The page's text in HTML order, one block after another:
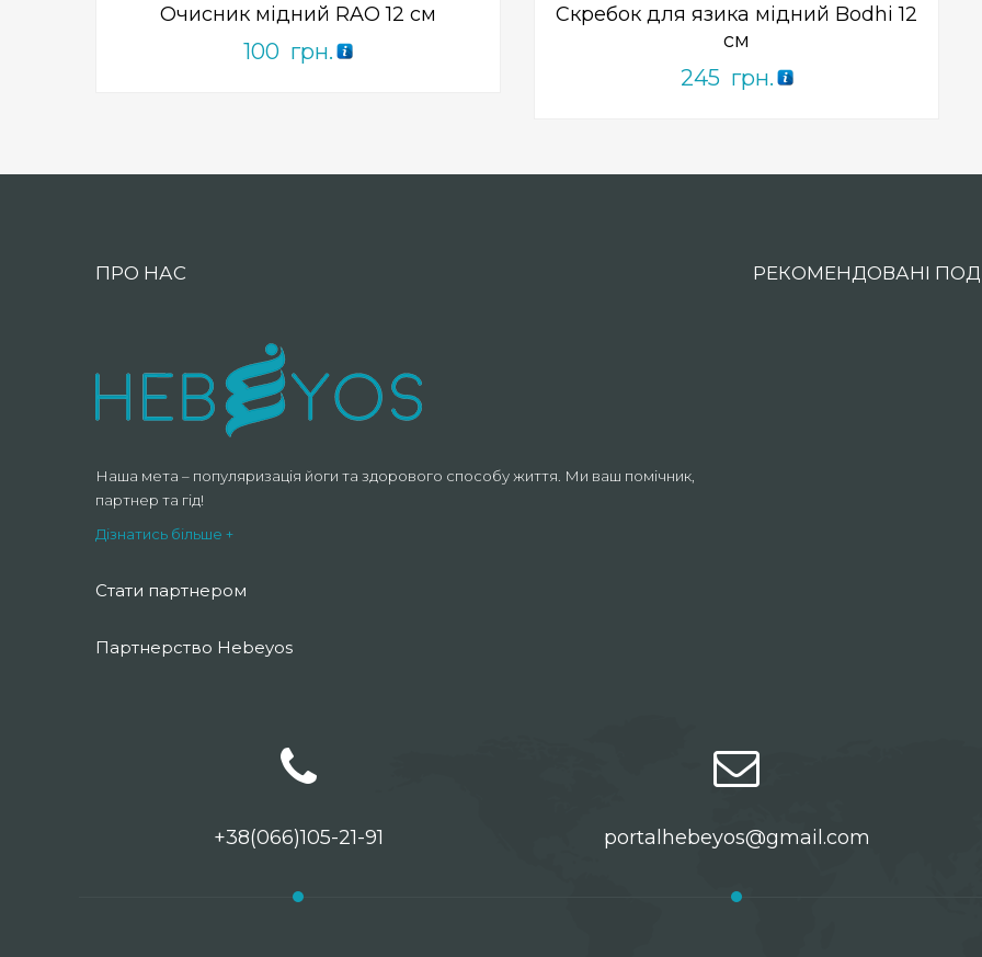
Очисник мідний RAO 12 см
100 грн.
Скребок для язика мідний Bodhi 12
см
245 грн.
ПРО НАС
Наша мета – популяризація йоги та здорового способу життя. Ми ваш помічник,
партнер та гід!
Дізнатись більше +
Стати партнером
Партнерство Hebeyos
РЕКОМЕНДОВАНІ
+38(066)105-21-91 portalhebeyos@gmail.com